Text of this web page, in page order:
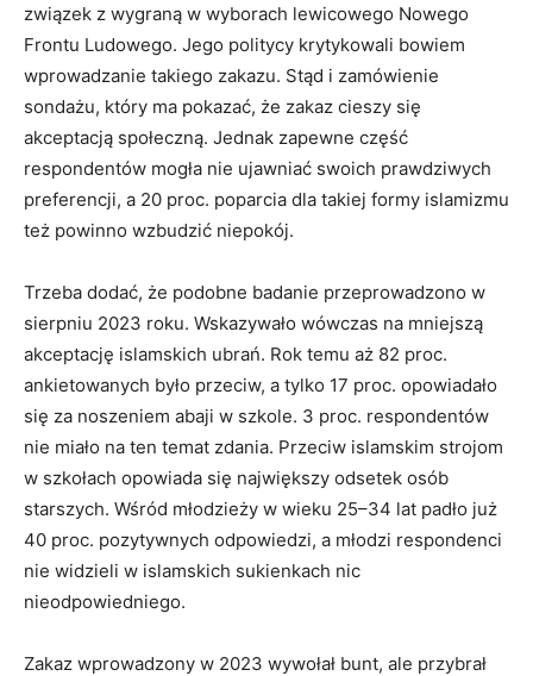
związek z wygraną w wyborach lewicowego Nowego
Frontu Ludowego. Jego politycy krytykowali bowiem
wprowadzanie takiego zakazu. Stąd i zamówienie
sondażu, który ma pokazać, że zakaz cieszy się
akceptacją społeczną. Jednak zapewne część
respondentów mogła nie ujawniać swoich prawdziwych
preferencji, a 20 proc. poparcia dla takiej formy islamizmu
też powinno wzbudzić niepokój.
Trzeba dodać, że podobne badanie przeprowadzono w
sierpniu 2023 roku. Wskazywało wówczas na mniejszą
akceptację islamskich ubrań. Rok temu aż 82 proc.
ankietowanych było przeciw, a tylko 17 proc. opowiadało
się za noszeniem abaji w szkole. 3 proc. respondentów
nie miało na ten temat zdania. Przeciw islamskim strojom
w szkołach opowiada się największy odsetek osób
starszych. Wśród młodzieży w wieku 25–34 lat padło już
40 proc. pozytywnych odpowiedzi, a młodzi respondenci
nie widzieli w islamskich sukienkach nic
nieodpowiedniego.
Zakaz wprowadzony w 2023 wywołał bunt, ale przybrał